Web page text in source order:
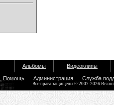
Альбомы Видеоклипы
Помощь Администрация Служба
Все права защищены © 2007-2026